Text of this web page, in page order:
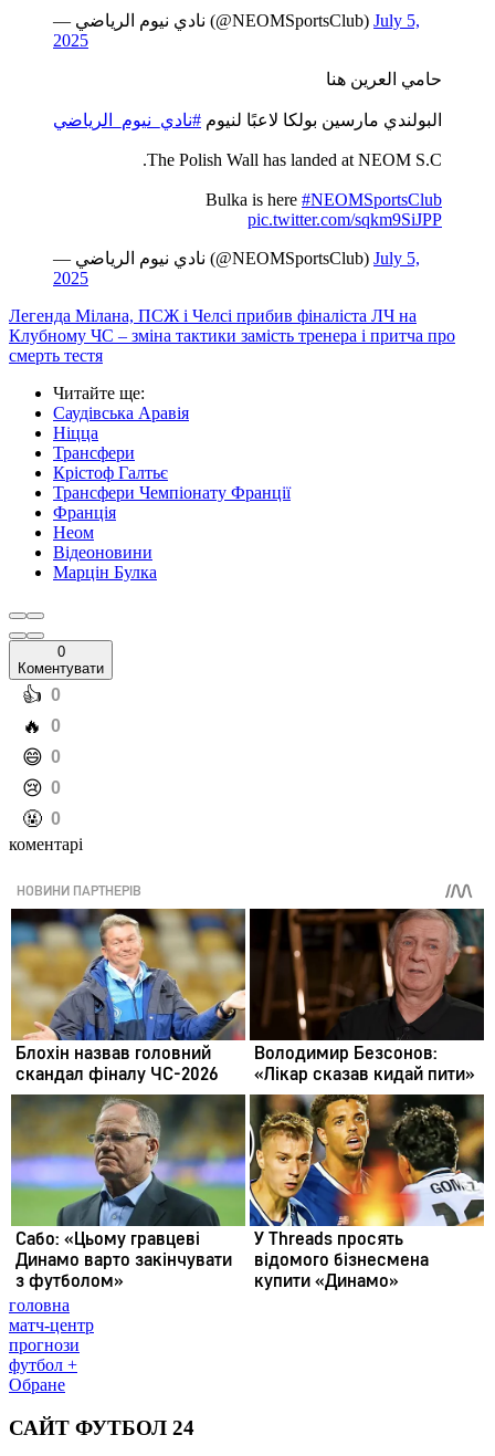
— نادي نيوم الرياضي (@NEOMSportsClub) July 5,
2025
حامي العرين هنا
البولندي مارسين بولكا لاعبًا لنيوم ️ #نادي_نيوم_الرياضي
The Polish Wall has landed at NEOM S.C.
Bulka is here #NEOMSportsClub
pic.twitter.com/sqkm9SiJPP
— نادي نيوم الرياضي (@NEOMSportsClub) July 5,
2025
Легенда Мілана, ПСЖ і Челсі прибив фіналіста ЛЧ на
Клубному ЧС – зміна тактики замість тренера і притча про
смерть тестя
Читайте ще:
Саудівська Аравія
Ніцца
Трансфери
Крістоф Галтьє
Трансфери Чемпіонату Франції
Франція
Неом
Відеоновини
Марцін Булка
0
Коментувати
️👍 0
️🔥 0
️😄 0
️😢 0
️🤬 0
коментарі
головна
матч-центр
прогнози
футбол +
Обране
САЙТ ФУТБОЛ 24